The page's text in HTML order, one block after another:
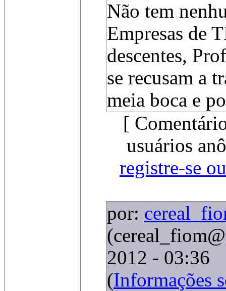
Não tem
Empresas de
descentes,
se recusam a
meia boca e
[
usuários
registre-se
por:
2012 - 03:36
(Informações